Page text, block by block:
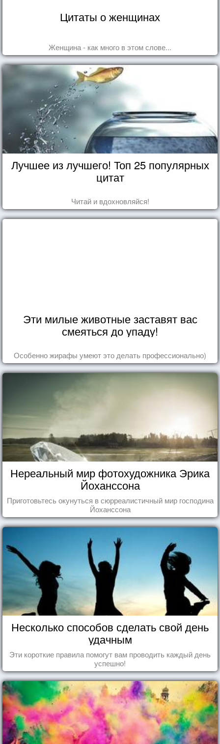
Цитаты о женщинах
Женщина - как много в этом слове...
Лучшее из лучшего! Топ 25 популярных
цитат
Читай и вдохновляйся!
Эти милые животные заставят вас
смеяться до упаду!
Особенно жирафы умеют это делать профессионально)
Нереальный мир фотохудожника Эрика
Йоханссона
Приготовьтесь окунуться в сюрреалистичный мир господина
Йоханссона
Несколько способов сделать свой день
удачным
Эти короткие правила помогут вам проводить каждый день
успешно!